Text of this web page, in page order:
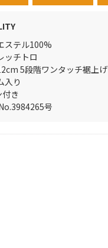
ステル100%
ッチトロ
5段階ワンタッチ裾上げ
入り
き
号